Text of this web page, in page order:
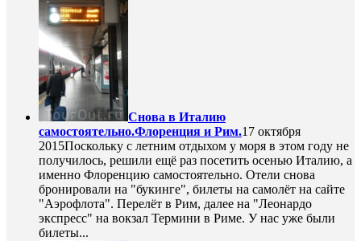
Снова в Италию
самостоятельно.Флоренция и Рим.17 октября
2015Поскольку с летним отдыхом у моря в этом году не
получилось, решили ещё раз посетить осенью Италию, а
именно Флоренцию самостоятельно. Отели снова
бронировали на "букинге", билеты на самолёт на сайте
"Аэрофлота". Перелёт в Рим, далее на "Леонардо
экспресс" на вокзал Термини в Риме. У нас уже были
билеты...